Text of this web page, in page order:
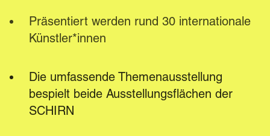
Präsentiert werden rund 30 internationale
Künstler*innen
Die umfassende Themenausstellung
bespielt beide Ausstellungsflächen der
SCHIRN